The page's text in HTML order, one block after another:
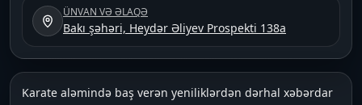
ÜNVAN VƏ ƏLAQƏ
Bakı şəhəri, Heydər Əliyev Prospekti 138a
Karate aləmində baş verən yeniliklərdən dərhal xəbərdar